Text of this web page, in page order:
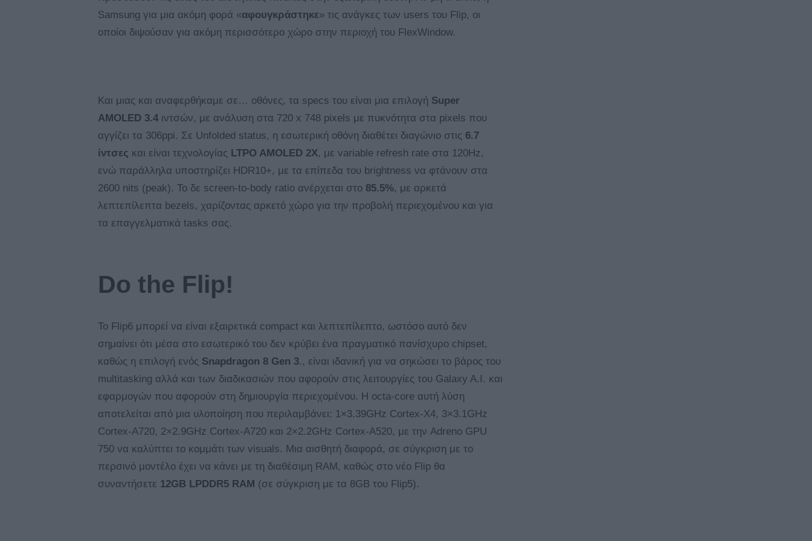
Samsung για μια ακόμη φορά «αφουγκράστηκε» τις ανάγκες των users του Flip, οι
οποίοι διψούσαν για ακόμη περισσότερο χώρο στην περιοχή του FlexWindow.
Και μιας και αναφερθήκαμε σε… οθόνες, τα specs του είναι μια επιλογή Super
AMOLED 3.4 ιντσών, με ανάλυση στα 720 x 748 pixels με πυκνότητα στα pixels που
αγγίζει τα 306ppi. Σε Unfolded status, η εσωτερική οθόνη διαθέτει διαγώνιο στις 6.7
ίντσες και είναι τεχνολογίας LTPO AMOLED 2X, με variable refresh rate στα 120Hz,
ενώ παράλληλα υποστηρίζει HDR10+, με τα επίπεδα του brightness να φτάνουν στα
2600 nits (peak). Το δε screen-to-body ratio ανέρχεται στο 85.5%, με αρκετά
λεπτεπίλεπτα bezels, χαρίζοντας αρκετό χώρο για την προβολή περιεχομένου και για
τα επαγγελματικά tasks σας.
Do the Flip!
Το Flip6 μπορεί να είναι εξαιρετικά compact και λεπτεπίλεπτο, ωστόσο αυτό δεν
σημαίνει ότι μέσα στο εσωτερικό του δεν κρύβει ένα πραγματικό πανίσχυρο chipset,
καθώς η επιλογή ενός Snapdragon 8 Gen 3., είναι ιδανική για να σηκώσει το βάρος του
multitasking αλλά και των διαδικασιών που αφορούν στις λειτουργίες του Galaxy A.I. και
εφαρμογών που αφορούν στη δημιουργία περιεχομένου. Η octa-core αυτή λύση
αποτελείται από μια υλοποίηση που περιλαμβάνει: 1×3.39GHz Cortex-X4, 3×3.1GHz
Cortex-A720, 2×2.9GHz Cortex-A720 και 2×2.2GHz Cortex-A520, με την Adreno GPU
750 να καλύπτει το κομμάτι των visuals. Μια αισθητή διαφορά, σε σύγκριση με το
περσινό μοντέλο έχει να κάνει με τη διαθέσιμη RAM, καθώς στο νέο Flip θα
συναντήσετε 12GB LPDDR5 RAM (σε σύγκριση με τα 8GB του Flip5).